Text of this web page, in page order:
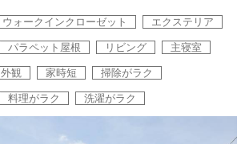
ウォークインクローゼット エクステリア
パラペット屋根 リビング 主寝室
外観 家時短 掃除がラク
料理がラク 洗濯がラク